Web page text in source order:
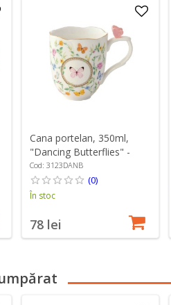
Cana portelan, 350ml,
"Dancing Butterflies" -
Easy Life
Cod: 3123DANB
(0)
În stoc
78 lei